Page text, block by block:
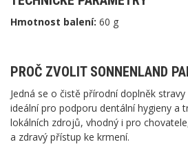
Hmotnost balení: 60 g
PROČ ZVOLIT SONNENLAND
Jedná se o čistě přírodní doplněk
ideální pro podporu dentální hygieny a
lokálních zdrojů, vhodný i pro
a zdravý přístup ke krmení.